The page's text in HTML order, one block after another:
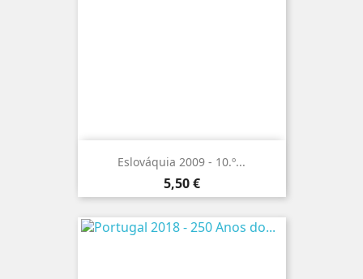
Eslováquia 2009 - 10.º...
Preço
5,50 €